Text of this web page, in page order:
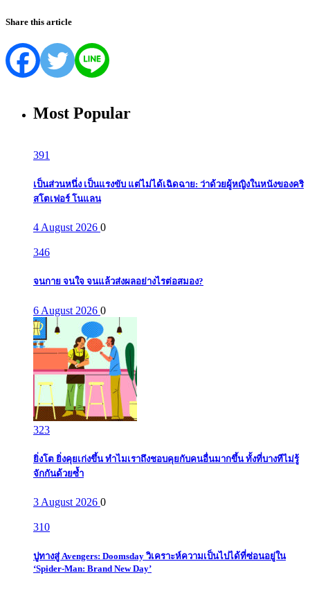
Share this article
Most Popular
391
เป็นส่วนหนึ่ง เป็นแรงขับ แต่ไม่ได้เฉิดฉาย: ว่าด้วยผู้หญิงในหนังของคริ
สโตเฟอร์ โนแลน
4 August 2026 0
346
จนกาย จนใจ จนแล้วส่งผลอย่างไรต่อสมอง?
6 August 2026 0
323
ยิ่งโต ยิ่งคุยเก่งขึ้น ทำไมเราถึงชอบคุยกับคนอื่นมากขึ้น ทั้งที่บางทีไม่รู้
จักกันด้วยซ้ำ
3 August 2026 0
310
ปูทางสู่ Avengers: Doomsday วิเคราะห์ความเป็นไปได้ที่ซ่อนอยู่ใน
‘Spider-Man: Brand New Day’